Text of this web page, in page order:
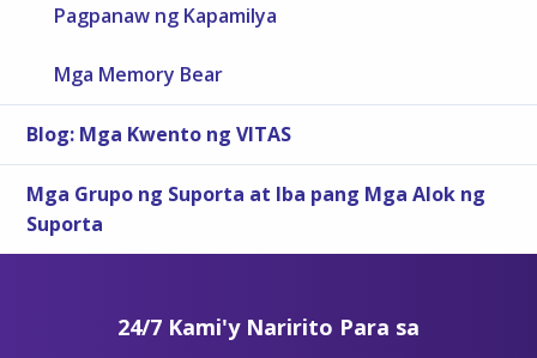
Pagpanaw ng Kapamilya
Mga Memory Bear
Blog: Mga Kwento ng VITAS
Mga Grupo ng Suporta at Iba pang Mga Alok ng
Suporta
24/7 Kami'y Naririto Para sa